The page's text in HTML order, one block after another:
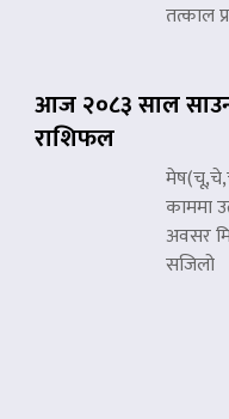
तत्काल
आज २०८३ साल
राशिफल
काममा
अवसर
सजिलो